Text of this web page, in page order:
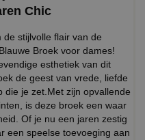
Chic
stijlvolle flair van de
Broek voor dames!
esthetiek van dit
de geest van vrede, liefde
die je zet.Met zijn opvallende
is deze broek een waar
Of je nu een jaren zestig
een speelse toevoeging aan